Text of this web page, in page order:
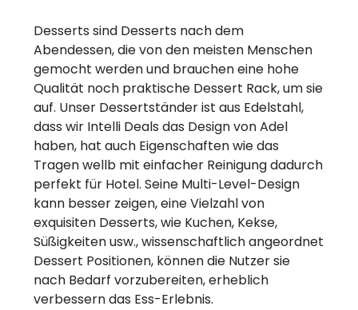
Desserts sind Desserts nach dem
Abendessen, die von den meisten Menschen
gemocht werden und brauchen eine hohe
Qualität noch praktische Dessert Rack, um sie
auf. Unser Dessertständer ist aus Edelstahl,
dass wir Intelli Deals das Design von Adel
haben, hat auch Eigenschaften wie das
Tragen wellb mit einfacher Reinigung dadurch
perfekt für Hotel. Seine Multi-Level-Design
kann besser zeigen, eine Vielzahl von
exquisiten Desserts, wie Kuchen, Kekse,
Süßigkeiten usw., wissenschaftlich angeordnet
Dessert Positionen, können die Nutzer sie
nach Bedarf vorzubereiten, erheblich
verbessern das Ess-Erlebnis.